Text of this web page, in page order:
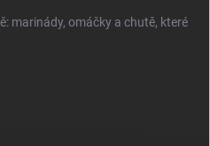
marinády, omáčky a chutě, které